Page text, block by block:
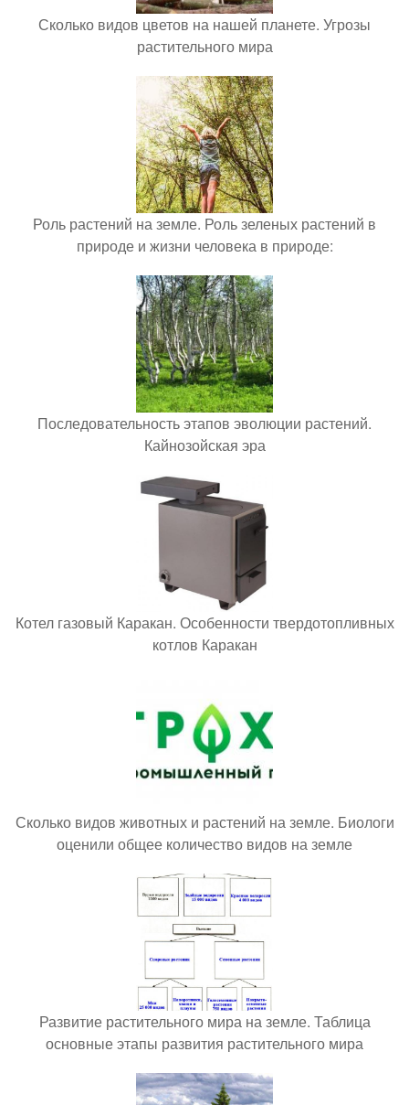
Сколько видов цветов на нашей планете. Угрозы
растительного мира
Роль растений на земле. Роль зеленых растений в
природе и жизни человека в природе:
Последовательность этапов эволюции растений.
Кайнозойская эра
Котел газовый Каракан. Особенности твердотопливных
котлов Каракан
Сколько видов животных и растений на земле. Биологи
оценили общее количество видов на земле
Развитие растительного мира на земле. Таблица
основные этапы развития растительного мира